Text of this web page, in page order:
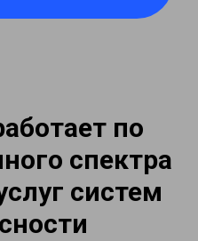
по
спектра
систем